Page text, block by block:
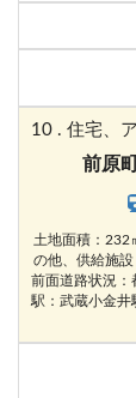
10 . 住宅、
前原
土地面積：232
の他、供給施
前面道路状況：
駅：武蔵小金井